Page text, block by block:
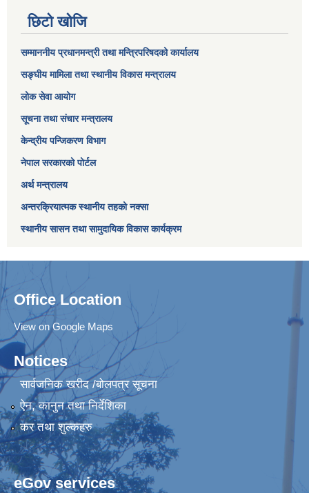
छिटो खोजि
सम्माननीय प्रधानमन्त्री तथा मन्त्रिपरिषद‌को कार्यालय
सङ्घीय मामिला तथा स्थानीय विकास मन्त्रालय
लोक सेवा आयोग
सूचना तथा संचार मन्त्रालय
केन्द्रीय पन्जिकरण विभाग
नेपाल सरकारको पोर्टल
अर्थ मन्त्रालय
अन्तरक्रियात्मक स्थानीय तहको नक्सा
स्थानीय सासन तथा सामुदायिक विकास कार्यक्रम
Office Location
View on Google Maps
Notices
सार्वजनिक खरीद /बोलपत्र सूचना
ऐन, कानुन तथा निर्देशिका
कर तथा शुल्कहरु
eGov services